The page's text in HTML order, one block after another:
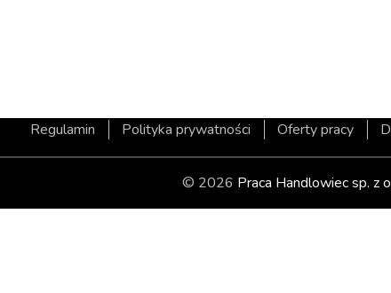
Regulamin Polityka prywatności Oferty pracy
© 2026 Praca Handlowiec sp. z